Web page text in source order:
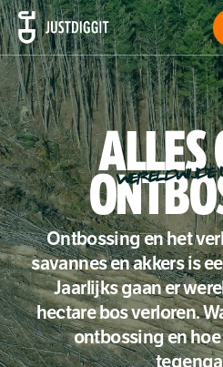
ALLES
WERELDWIJDE
Ontbossing en het
savannes en akkers is
Jaarlijks gaan er
hectare bos verloren.
ontbossing en